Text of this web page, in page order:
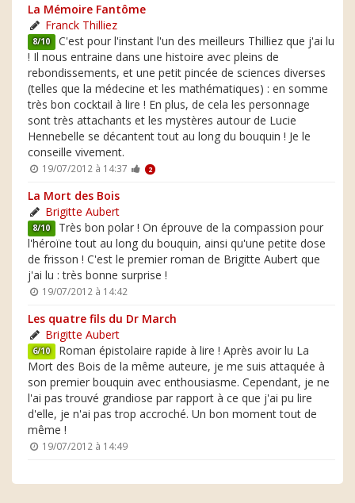
La Mémoire Fantôme
Franck Thilliez
8/10 C'est pour l'instant l'un des meilleurs Thilliez que j'ai lu
! Il nous entraine dans une histoire avec pleins de
rebondissements, et une petit pincée de sciences diverses
(telles que la médecine et les mathématiques) : en somme
très bon cocktail à lire ! En plus, de cela les personnage
sont très attachants et les mystères autour de Lucie
Hennebelle se décantent tout au long du bouquin ! Je le
conseille vivement.
19/07/2012 à 14:37 2
La Mort des Bois
Brigitte Aubert
8/10 Très bon polar ! On éprouve de la compassion pour
l'héroïne tout au long du bouquin, ainsi qu'une petite dose
de frisson ! C'est le premier roman de Brigitte Aubert que
j'ai lu : très bonne surprise !
19/07/2012 à 14:42
Les quatre fils du Dr March
Brigitte Aubert
6/10 Roman épistolaire rapide à lire ! Après avoir lu La
Mort des Bois de la même auteure, je me suis attaquée à
son premier bouquin avec enthousiasme. Cependant, je ne
l'ai pas trouvé grandiose par rapport à ce que j'ai pu lire
d'elle, je n'ai pas trop accroché. Un bon moment tout de
même !
19/07/2012 à 14:49